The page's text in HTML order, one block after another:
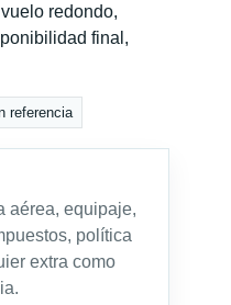
redondo,
final,
referencia
aérea, equipaje,
política
extra como